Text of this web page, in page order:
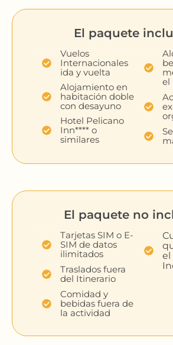
El paquete
Vuelos
Internacionales
ida y vuelta
Alojamiento en
habitación doble
con desayuno
Hotel Pelicano
Inn**** o
similares
el
El paquete no
Tarjetas SIM o E-
SIM de datos
ilimitados
Traslados fuera
del Itinerario
Comidad y
bebidas fuera de
la actividad
el